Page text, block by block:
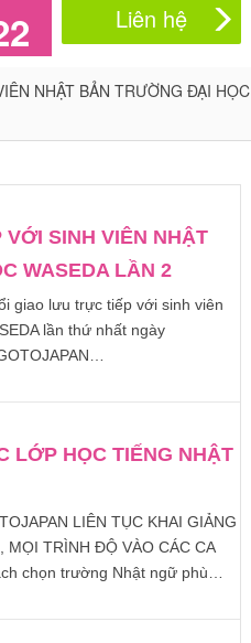
Liên hệ
NHẬT BẢN TRƯỜNG ĐẠI HỌC
SINH VIÊN NHẬT
WASEDA LẦN 2
giao lưu trực tiếp với sinh viên
lần thứ nhất ngày
LỚP HỌC TIẾNG NHẬT
LIÊN TỤC KHAI GIẢNG
MỌI TRÌNH ĐỘ VÀO CÁC CA
chọn trường Nhật ngữ phù…